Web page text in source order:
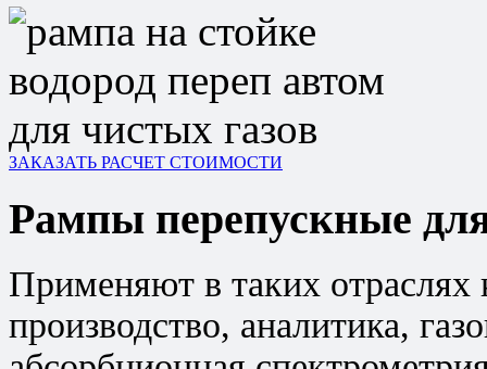
ЗАКАЗАТЬ РАСЧЕТ СТОИМОСТИ
Рампы перепускные
Применяют в таких отраслях
производство, аналитика,